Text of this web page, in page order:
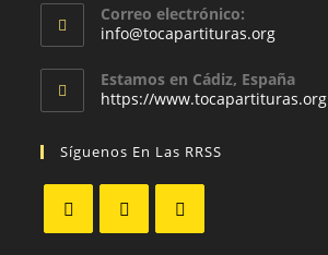
Correo electrónico:
info@tocapartituras.org
Estamos en Cádiz, España
https://www.tocapartituras.org
Síguenos En Las RRSS